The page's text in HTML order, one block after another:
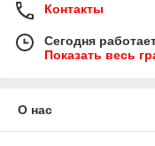
Контакты
Сегодня
Показать весь
О нас